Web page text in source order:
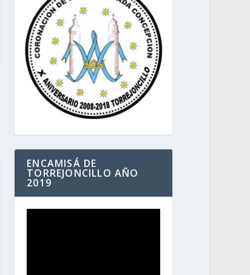
ENCAMISÁ DE
TORREJONCILLO AÑO
2019